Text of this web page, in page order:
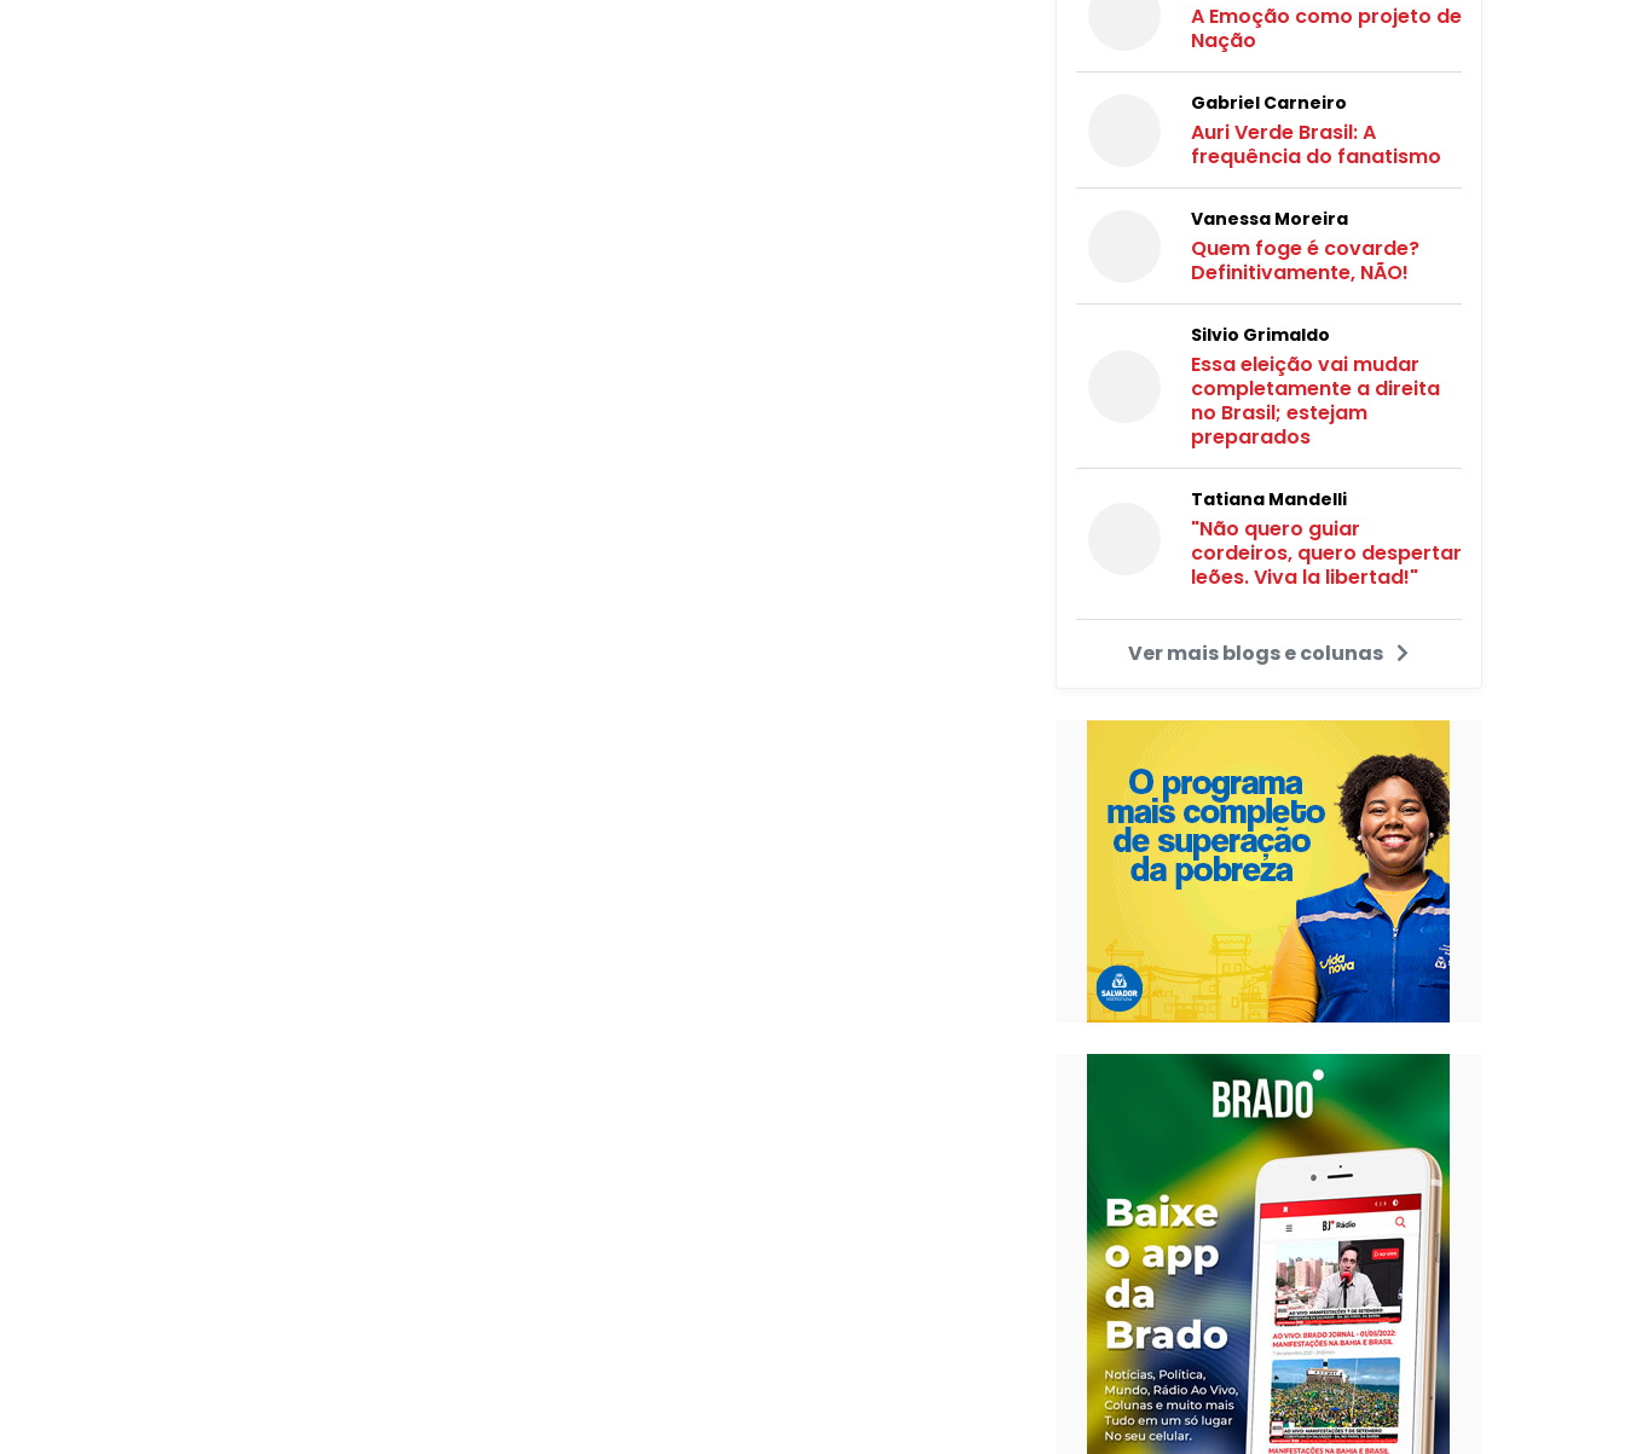
A Emoção como projeto de
Nação
Gabriel Carneiro
Auri Verde Brasil: A
frequência do fanatismo
Vanessa Moreira
Quem foge é covarde?
Definitivamente, NÃO!
Silvio Grimaldo
Essa eleição vai mudar
completamente a direita
no Brasil; estejam
preparados
Tatiana Mandelli
"Não quero guiar
cordeiros, quero despertar
leões. Viva la libertad!"
Ver mais blogs e colunas